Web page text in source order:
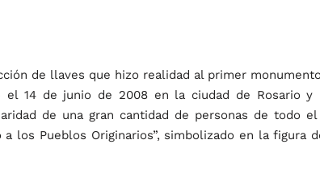
de llaves que hizo realidad al primer
el 14 de junio de 2008 en la ciudad de Rosario
de una gran cantidad de personas de todo
los Pueblos Originarios”, simbolizado en la figura